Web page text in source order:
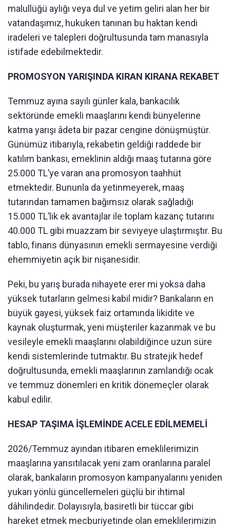
malullüğü aylığı veya dul ve yetim geliri alan her bir
vatandaşımız, hukuken tanınan bu haktan kendi
iradeleri ve talepleri doğrultusunda tam manasıyla
istifade edebilmektedir.
PROMOSYON YARIŞINDA KIRAN KIRANA REKABET
Temmuz ayına sayılı günler kala, bankacılık
sektöründe emekli maaşlarını kendi bünyelerine
katma yarışı âdeta bir pazar cengine dönüşmüştür.
Günümüz itibarıyla, rekabetin geldiği raddede bir
katılım bankası, emeklinin aldığı maaş tutarına göre
25.000 TL’ye varan ana promosyon taahhüt
etmektedir. Bununla da yetinmeyerek, maaş
tutarından tamamen bağımsız olarak sağladığı
15.000 TL’lik ek avantajlar ile toplam kazanç tutarını
40.000 TL gibi muazzam bir seviyeye ulaştırmıştır. Bu
tablo, finans dünyasının emekli sermayesine verdiği
ehemmiyetin açık bir nişanesidir.
Peki, bu yarış burada nihayete erer mi yoksa daha
yüksek tutarların gelmesi kabil midir? Bankaların en
büyük gayesi, yüksek faiz ortamında likidite ve
kaynak oluşturmak, yeni müşteriler kazanmak ve bu
vesileyle emekli maaşlarını olabildiğince uzun süre
kendi sistemlerinde tutmaktır. Bu stratejik hedef
doğrultusunda, emekli maaşlarının zamlandığı ocak
ve temmuz dönemleri en kritik dönemeçler olarak
kabul edilir.
HESAP TAŞIMA İŞLEMİNDE ACELE EDİLMEMELİ
2026/Temmuz ayından itibaren emeklilerimizin
maaşlarına yansıtılacak yeni zam oranlarına paralel
olarak, bankaların promosyon kampanyalarını yeniden
yukarı yönlü güncellemeleri güçlü bir ihtimal
dâhilindedir. Dolayısıyla, basiretli bir tüccar gibi
hareket etmek mecburiyetinde olan emeklilerimizin